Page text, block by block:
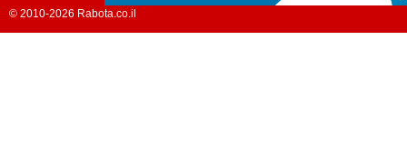
© 2010-2026 Rabota.co.il